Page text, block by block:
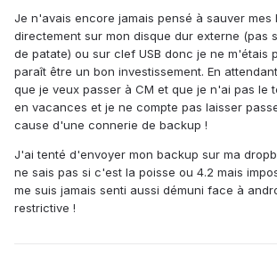
Je n'avais encore jamais pensé à sauver mes
directement sur mon disque dur externe (pas
de patate) ou sur clef USB donc je ne m'étais
paraît être un bon investissement. En
que je veux passer à CM et que je n'ai pas le
en vacances et je ne compte pas laisser
cause d'une connerie de backup !
J'ai tenté d'envoyer mon backup sur ma
ne sais pas si c'est la poisse ou 4.2 mais
me suis jamais senti aussi démuni face à
restrictive !